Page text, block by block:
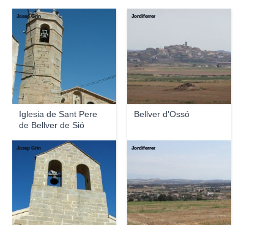
Iglesia de Sant Pere
de Bellver de Sió
Josep Grin
Bellver d'Ossó
Jordiferrer
Josep Grin Jordiferrer